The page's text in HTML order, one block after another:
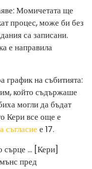
Момичетата ще
процес, може би без
са записани.
е направила
график на събитията:
който съдържаше
могли да бъдат
Кери все още е
съгласие е 17.
сърце ... [Кери]
пред